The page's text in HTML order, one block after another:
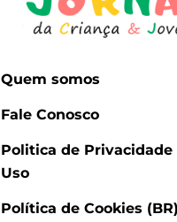
Quem somos
Fale Conosco
Politica de Privacidade
Uso
Política de Cookies (BR)